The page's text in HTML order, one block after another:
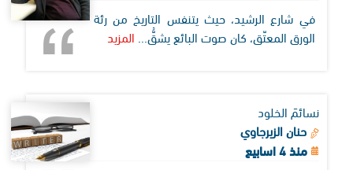
في شارع الرشيد، حيث يتنفس التاريخ من رئة
الورق المعتّق، كان صوت البائع يشقُّ... المزيد
نسائمَ الخلود
حنان الزيرجاوي
منذ 4 اسابيع